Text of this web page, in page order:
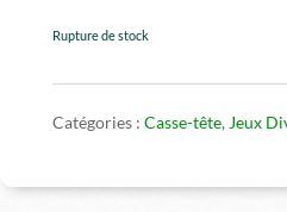
Rupture de stock
Catégories : Casse-tête, Jeux